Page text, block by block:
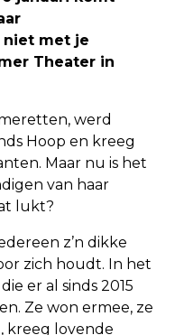
niet met je
Theater in
werd
Hoop en kreeg
Maar nu is het
van haar
lukt?
z’n dikke
zich houdt. In het
er al sinds 2015
Ze won ermee, ze
kreeg lovende